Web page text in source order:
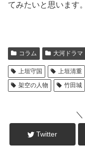
てみたいと思います。
コラム 大河ドラマ
上垣守国 上垣清重
架空の人物
竹田城
Twitter